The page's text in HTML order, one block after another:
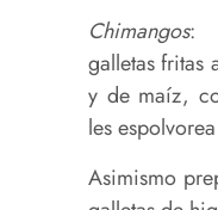
Chimangos:
galletas fritas
y de maíz,
les
Asimismo